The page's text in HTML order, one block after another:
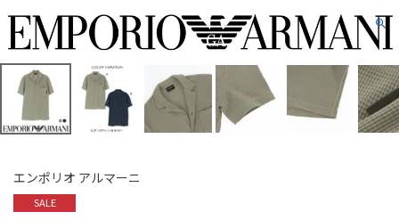
エンポリオ アルマーニ
SALE